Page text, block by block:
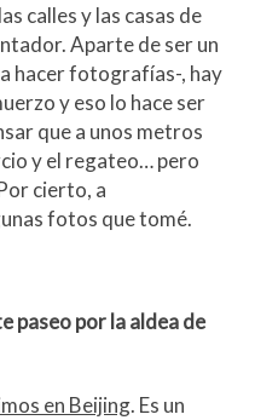
calles y las casas de
Aparte de ser un
hacer fotografías-, hay
y eso lo hace ser
que a unos metros
y el regateo… pero
cierto, a
fotos que tomé.
paseo por la aldea de
en Beijing. Es un